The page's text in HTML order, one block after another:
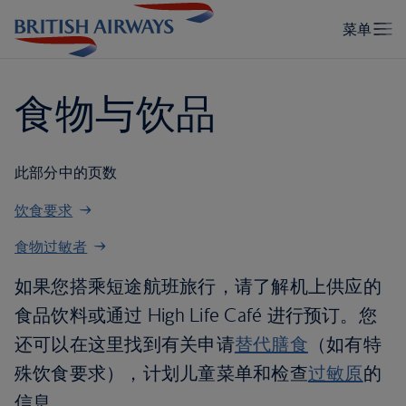
食物与饮品
此部分中的页数
饮食要求
食物过敏者
如果您搭乘短途航班旅行，请了解机上供应的
食品饮料或通过 High Life Café 进行预订。您
还可以在这里找到有关申请替代膳食 （如有特
殊饮食要求），计划儿童菜单和检查过敏原的